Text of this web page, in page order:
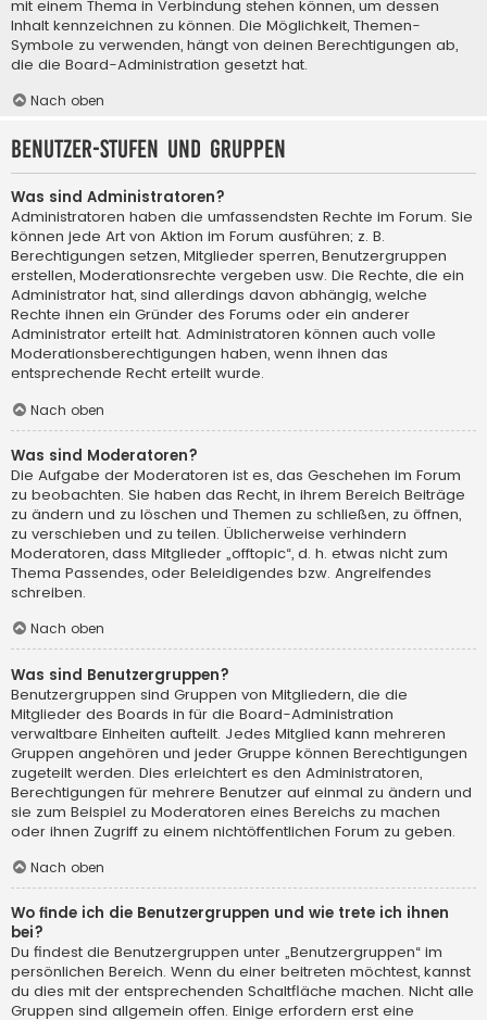
mit einem Thema in Verbindung stehen können, um dessen
Inhalt kennzeichnen zu können. Die Möglichkeit, Themen-
Symbole zu verwenden, hängt von deinen Berechtigungen ab,
die die Board-Administration gesetzt hat.
Nach oben
Benutzer-Stufen und Gruppen
Was sind Administratoren?
Administratoren haben die umfassendsten Rechte im Forum. Sie
können jede Art von Aktion im Forum ausführen; z. B.
Berechtigungen setzen, Mitglieder sperren, Benutzergruppen
erstellen, Moderationsrechte vergeben usw. Die Rechte, die ein
Administrator hat, sind allerdings davon abhängig, welche
Rechte ihnen ein Gründer des Forums oder ein anderer
Administrator erteilt hat. Administratoren können auch volle
Moderationsberechtigungen haben, wenn ihnen das
entsprechende Recht erteilt wurde.
Nach oben
Was sind Moderatoren?
Die Aufgabe der Moderatoren ist es, das Geschehen im Forum
zu beobachten. Sie haben das Recht, in ihrem Bereich Beiträge
zu ändern und zu löschen und Themen zu schließen, zu öffnen,
zu verschieben und zu teilen. Üblicherweise verhindern
Moderatoren, dass Mitglieder „offtopic“, d. h. etwas nicht zum
Thema Passendes, oder Beleidigendes bzw. Angreifendes
schreiben.
Nach oben
Was sind Benutzergruppen?
Benutzergruppen sind Gruppen von Mitgliedern, die die
Mitglieder des Boards in für die Board-Administration
verwaltbare Einheiten aufteilt. Jedes Mitglied kann mehreren
Gruppen angehören und jeder Gruppe können Berechtigungen
zugeteilt werden. Dies erleichtert es den Administratoren,
Berechtigungen für mehrere Benutzer auf einmal zu ändern und
sie zum Beispiel zu Moderatoren eines Bereichs zu machen
oder ihnen Zugriff zu einem nichtöffentlichen Forum zu geben.
Nach oben
Wo finde ich die Benutzergruppen und wie trete ich ihnen
bei?
Du findest die Benutzergruppen unter „Benutzergruppen“ im
persönlichen Bereich. Wenn du einer beitreten möchtest, kannst
du dies mit der entsprechenden Schaltfläche machen. Nicht alle
Gruppen sind allgemein offen. Einige erfordern erst eine